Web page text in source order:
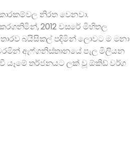
නිරත වෙනවා.
2012 වසරේ මිහිතල
බයිසිකල් පදිමින් ලොවට ම මනා
ඇෆ්ගනිස්තානයේ පැල මිලියන
යෑමේ තර්ජනයට ලක් වූ ඕකිඩ් වර්ග